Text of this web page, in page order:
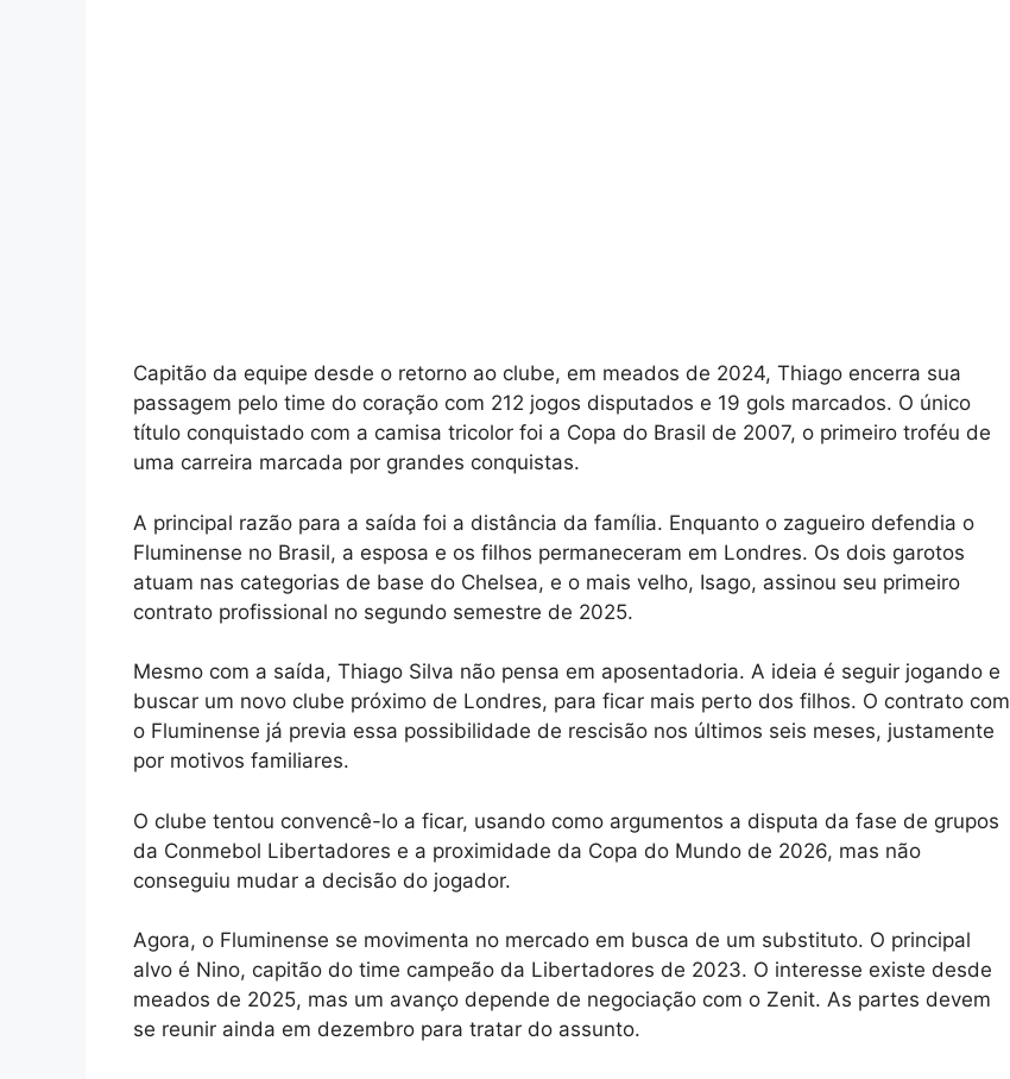
Capitão da equipe desde o retorno ao clube, em meados de 2024, Thiago encerra sua
passagem pelo time do coração com 212 jogos disputados e 19 gols marcados. O único
título conquistado com a camisa tricolor foi a Copa do Brasil de 2007, o primeiro troféu de
uma carreira marcada por grandes conquistas.
A principal razão para a saída foi a distância da família. Enquanto o zagueiro defendia o
Fluminense no Brasil, a esposa e os filhos permaneceram em Londres. Os dois garotos
atuam nas categorias de base do Chelsea, e o mais velho, Isago, assinou seu primeiro
contrato profissional no segundo semestre de 2025.
Mesmo com a saída, Thiago Silva não pensa em aposentadoria. A ideia é seguir jogando e
buscar um novo clube próximo de Londres, para ficar mais perto dos filhos. O contrato com
o Fluminense já previa essa possibilidade de rescisão nos últimos seis meses, justamente
por motivos familiares.
O clube tentou convencê-lo a ficar, usando como argumentos a disputa da fase de grupos
da Conmebol Libertadores e a proximidade da Copa do Mundo de 2026, mas não
conseguiu mudar a decisão do jogador.
Agora, o Fluminense se movimenta no mercado em busca de um substituto. O principal
alvo é Nino, capitão do time campeão da Libertadores de 2023. O interesse existe desde
meados de 2025, mas um avanço depende de negociação com o Zenit. As partes devem
se reunir ainda em dezembro para tratar do assunto.